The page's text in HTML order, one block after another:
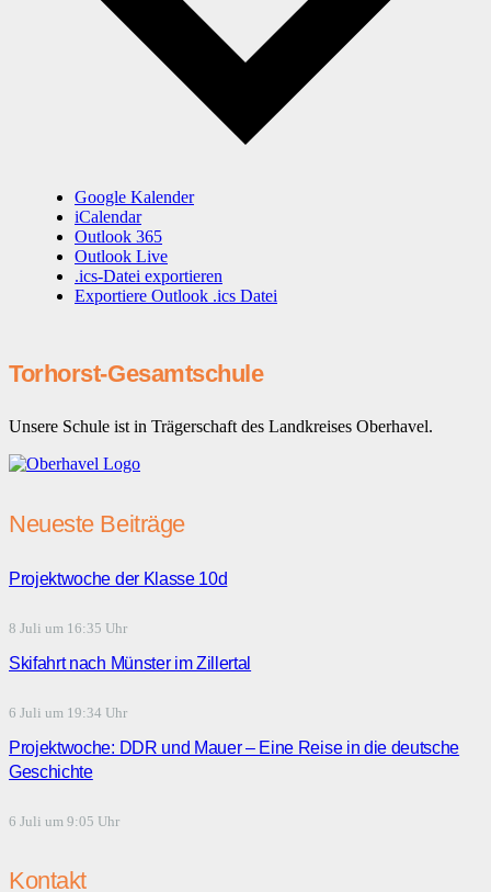
Google Kalender
iCalendar
Outlook 365
Outlook Live
.ics-Datei exportieren
Exportiere Outlook .ics Datei
Torhorst-Gesamtschule
Unsere Schule ist in Trägerschaft des Landkreises Oberhavel.
Neueste Beiträge
Projektwoche der Klasse 10d
8 Juli um 16:35 Uhr
Skifahrt nach Münster im Zillertal
6 Juli um 19:34 Uhr
Projektwoche: DDR und Mauer – Eine Reise in die deutsche
Geschichte
6 Juli um 9:05 Uhr
Kontakt